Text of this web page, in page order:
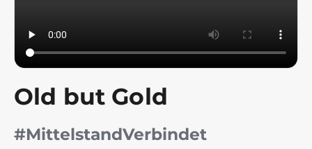
Old but Gold
#MittelstandVerbindet